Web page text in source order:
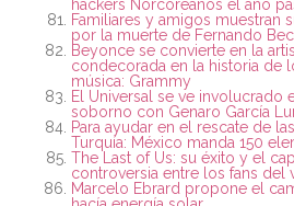
hackers Norcoreanos el año
Familiares y amigos muestran
por la muerte de Fernando
Beyonce se convierte en la
condecorada en la historia de
música: Grammy
El Universal se ve involucrado
soborno con Genaro García
Para ayudar en el rescate de
Turquía: México manda 150
The Last of Us: su éxito y el
controversia entre los fans del
Marcelo Ebrard propone el